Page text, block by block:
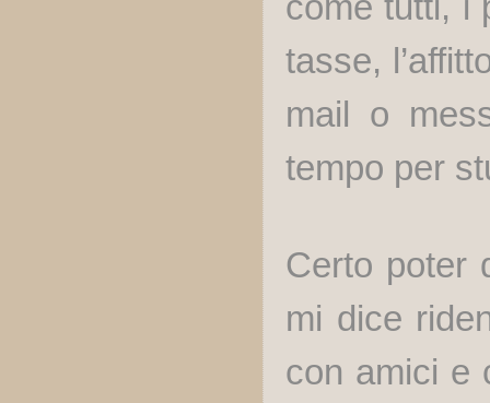
tasse,
mail o
tempo per
Certo poter
mi dice
con amici e